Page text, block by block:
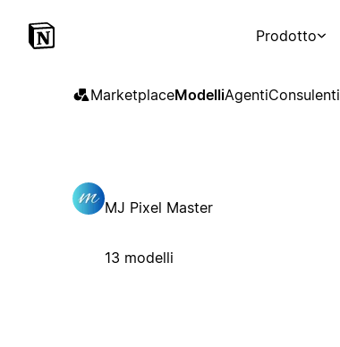
Prodotto
MarketplaceModelliAgentiConsulenti
MJ Pixel Master
13 modelli